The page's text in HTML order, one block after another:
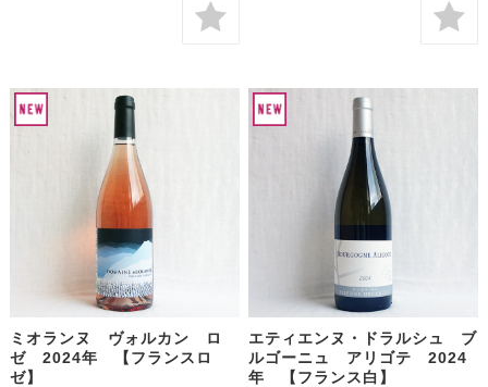
ミオランヌ ヴォルカン ロ
ゼ 2024年 【フランスロ
ゼ】
エティエンヌ・ドラルシュ ブ
ルゴーニュ アリゴテ 2024
年 【フランス白】